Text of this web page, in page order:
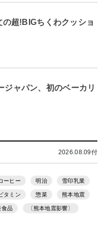
超!BIGちくわクッショ
ジャパン、初のベーカリ
2026.08.09付
ーヒー 明治 雪印乳業
タミン 惣菜 熊本地震
食品 〔熊本地震影響〕